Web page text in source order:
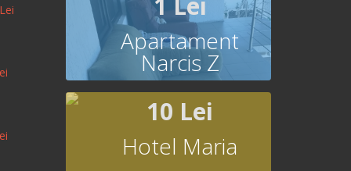
Apartament
Narcis Z
10 Lei
Hotel Maria